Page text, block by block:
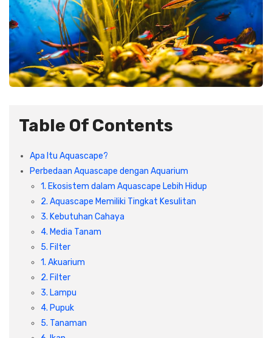
Table Of Contents
Apa Itu Aquascape?
Perbedaan Aquascape dengan Aquarium
1. Ekosistem dalam Aquascape Lebih Hidup
2. Aquascape Memiliki Tingkat Kesulitan
3. Kebutuhan Cahaya
4. Media Tanam
5. Filter
1. Akuarium
2. Filter
3. Lampu
4. Pupuk
5. Tanaman